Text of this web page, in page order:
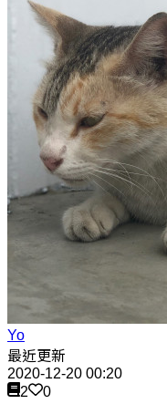
Yo
最近更新
2020-12-20 00:20
2
0